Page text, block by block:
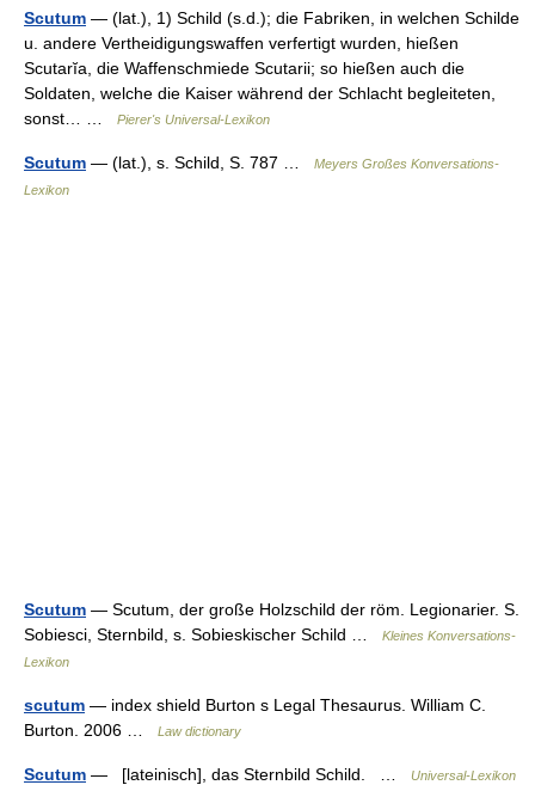
Scutum — (lat.), 1) Schild (s.d.); die Fabriken, in welchen Schilde
u. andere Vertheidigungswaffen verfertigt wurden, hießen
Scutarĭa, die Waffenschmiede Scutarii; so hießen auch die
Soldaten, welche die Kaiser während der Schlacht begleiteten,
sonst… …
Pierer's Universal-Lexikon
Scutum — (lat.), s. Schild, S. 787 …
Meyers Großes Konversations-
Lexikon
Scutum — Scutum, der große Holzschild der röm. Legionarier. S.
Sobiesci, Sternbild, s. Sobieskischer Schild …
Kleines Konversations-
Lexikon
scutum — index shield Burton s Legal Thesaurus. William C.
Burton. 2006 …
Law dictionary
Scutum — [lateinisch], das Sternbild Schild. … Universal-Lexikon